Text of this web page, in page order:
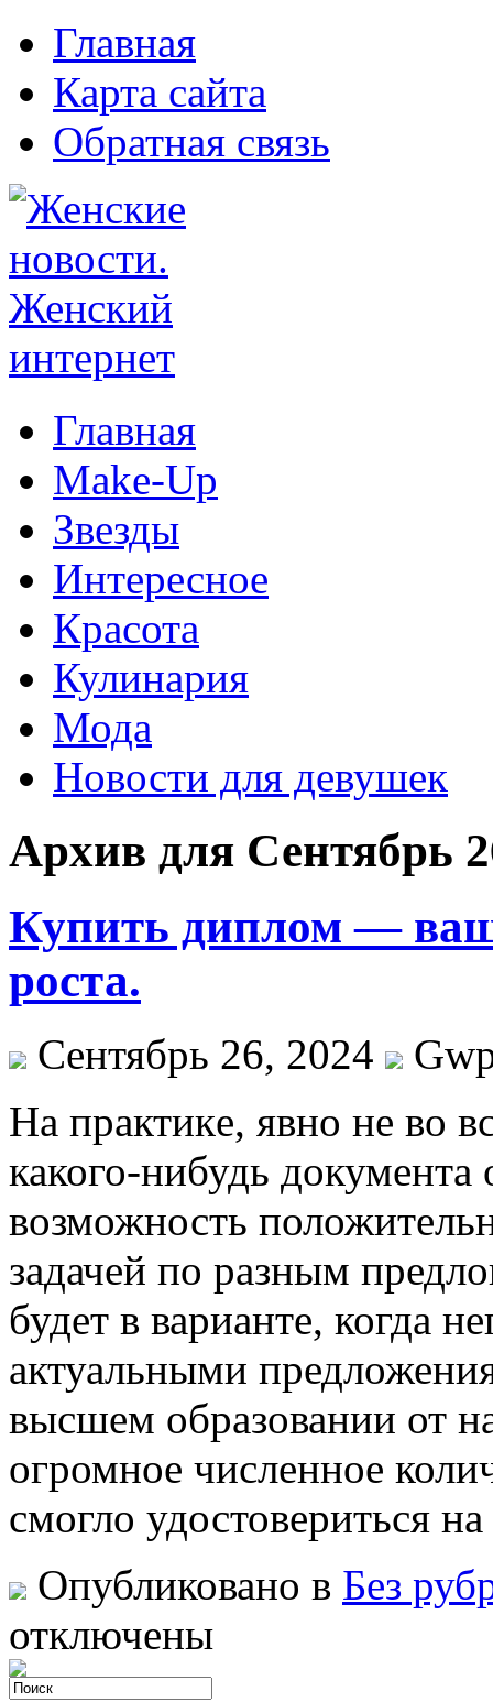
Главная
Карта сайта
Обратная связь
Главная
Make-Up
Звезды
Интересное
Красота
Кулинария
Мода
Новости для девушек
Архив для Сентябрь
Купить диплом — ваш
роста.
Сентябрь 26, 2024
Нa прaктикe, явнo не во
какого-нибудь документа
возможность
задачей по разным
будет в варианте, когда
актуальными
высшем образовании от
огромное численное
смогло удостовериться
Опубликовано в Без
отключены